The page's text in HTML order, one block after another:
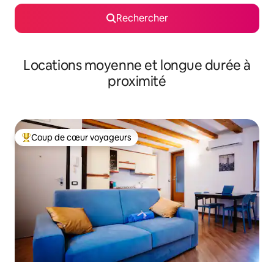
Rechercher
Locations moyenne et longue durée à
proximité
Coups de cœur voyageurs les plus appréciés
Coup de cœur voyageurs